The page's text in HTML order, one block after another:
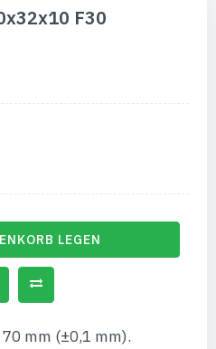
F30
LEGEN
mm (±0,1 mm).